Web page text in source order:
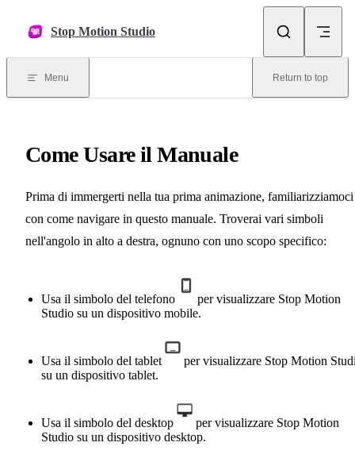
Stop Motion Studio
Menu Return to top
Come Usare il Manuale
Prima di immergerti nella tua prima animazione, familiarizziamoci
con come navigare in questo manuale. Troverai vari simboli
nell'angolo in alto a destra, ognuno con uno scopo specifico:
Usa il simbolo del telefono
per visualizzare Stop Motion
Studio su un dispositivo mobile.
Usa il simbolo del tablet
per visualizzare Stop Motion
su un dispositivo tablet.
Usa il simbolo del desktop
per visualizzare Stop Motion
Studio su un dispositivo desktop.